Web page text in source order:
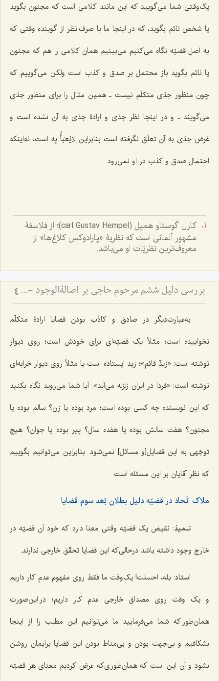
یک‌وقتی شما می‌گویید که این مانند کلامی است که مجنون بگوید
یا شخص نائم بگوید، که در اینجا ما با صرف نظر از گوینده وقتی که
به اصل قضیّه نگاه می‌کنیم می‌بینیم همان کلامی را هم که مجنون
یا نائم بگوید باز محتمل بر صدق و کذب است ولکن می‌گوییم که
چون منظور جدّی متکلّم نیست ـ همین مثال را برای منظور جدّی
می‌گویند ـ و در اینجا نظر جدّی و ارادۀ جدّی به آن نشده است و
غرض جدّی به آن تعلّق نگرفته است بنابراین لایُعبَأُ بِه است، نه‌اینکه
احتمال صدق و کذب در او نمی‌رود.
کارل گوستاو همپل (carl Gustav Hempel)؛ از فلاسفۀ
مشهور آلمانی است که نظریۀ «پارادوکس کلاغ‌ها» از
معروف‌ترین نظریّات او می‌باشد.
بررسی دلیل ششم مرحوم حاجی بر اصالةالوجود - و امکان تحقق قسم سوم قضایا 4
به‌عبارت‌دیگر در صادق و کاذب بودن قضایا ارادۀ متکلّم
نخوابیده است؛ مثلاً یک قضیّه‌ای برای خودش است؛ روی دیوار
نوشته است: «زیدٌ قائم»؛ زید ایستاده است یا مثلاً روی دیوار خرابه‌ای
نوشته است: «فردا در ایران زلزله می‌آید». آیا شما می‌روید نگاه بکنید
که این نویسنده چه کسی بوده است؛ مرد بوده یا زن؟ سالم بوده یا
مجنون؟ هفت سالش بوده یا هفده سال؟ پیر بوده یا جوان؟ هیچ
توجّهی به این قضایل[و مسائل] نمی‌شود. بنابراین می‌توانیم بگوییم
که نظر آقایان بر این مسئله است.
ملاک اتّحاد در قضیّه دلیل بطلان بُعد سوم قضایا
تلمیذ: نقیض یک قضیّه وقتی معنا دارد که خود آن قضیّه در
خارج وجود داشته باشد درحالی‌که این قضایا تحقّق خارجی ندارند.
استاد: بله، احسنت! یک‌وقت ما فقط روی مفهوم عدم کار داریم
و یک وقت روی مصداق خارجی عدم کار داریم؛ در این‌صورت
همان‌طور که شما می‌فرمایید ما می‌توانیم این مطلب را از اینجا
بشکافیم و بی‌جهت بودن و بی‌مناط بودن این قضایا برایمان روشن
بشود و آن این است که همان‌طوری‌که عرض کردیم معنای هر قضیّه